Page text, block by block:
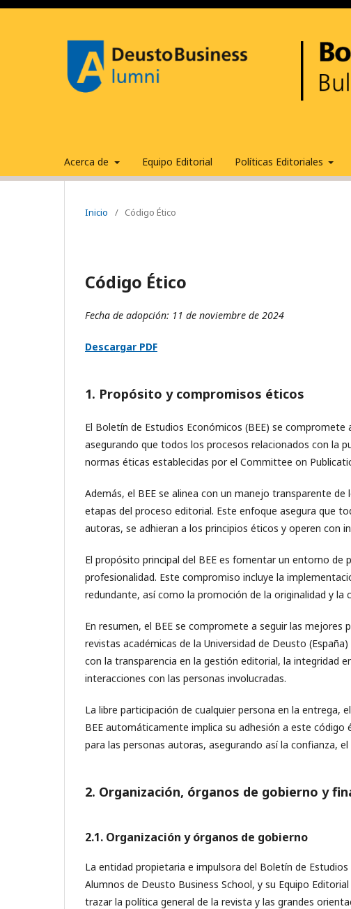
Acerca de Equipo Editorial Políticas Editoriales
Inicio / Código Ético
Código Ético
Fecha de adopción: 11 de noviembre de 2024
Descargar PDF
1. Propósito y compromisos éticos
El Boletín de Estudios Económicos (BEE) se
asegurando que todos los procesos relacionados con la
normas éticas establecidas por el Committee on
Además, el BEE se alinea con un manejo transparente
etapas del proceso editorial. Este enfoque asegura que
autoras, se adhieran a los principios éticos y operen con
El propósito principal del BEE es fomentar un entorno de
profesionalidad. Este compromiso incluye la
redundante, así como la promoción de la originalidad y
En resumen, el BEE se compromete a seguir las
revistas académicas de la Universidad de Deusto (España)
con la transparencia en la gestión editorial, la integridad
interacciones con las personas involucradas.
La libre participación de cualquier persona en la entrega,
BEE automáticamente implica su adhesión a este
para las personas autoras, asegurando así la confianza,
2. Organización, órganos de gobierno y
2.1. Organización y órganos de gobierno
La entidad propietaria e impulsora del Boletín de
Alumnos de Deusto Business School, y su Equipo
trazar la política general de la revista y las grandes